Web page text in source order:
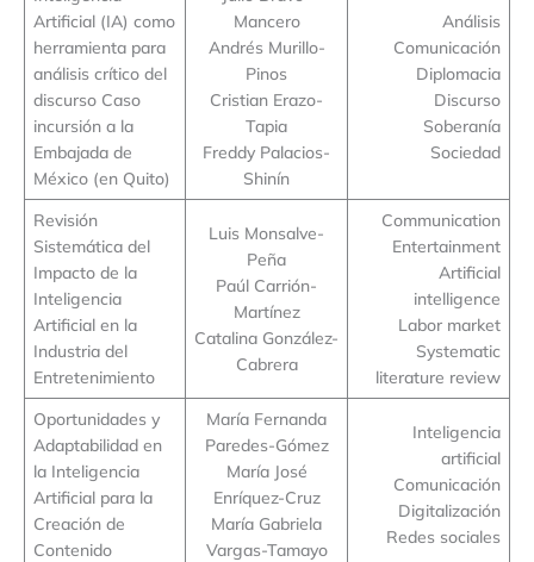
Artificial (IA) como
herramienta para
análisis crítico del
discurso Caso
incursión a la
Embajada de
México (en Quito)
Mancero
Andrés Murillo-
Pinos
Cristian Erazo-
Tapia
Freddy Palacios-
Shinín
Análisis
Comunicación
Diplomacia
Discurso
Soberanía
Sociedad
Revisión
Sistemática del
Impacto de la
Inteligencia
Artificial en la
Industria del
Entretenimiento
Luis Monsalve-
Peña
Paúl Carrión-
Martínez
Catalina González-
Cabrera
Communication
Entertainment
Artificial
intelligence
Labor market
Systematic
literature review
Oportunidades y
Adaptabilidad en
la Inteligencia
Artificial para la
Creación de
Contenido
María Fernanda
Paredes-Gómez
María José
Enríquez-Cruz
María Gabriela
Vargas-Tamayo
Inteligencia
artificial
Comunicación
Digitalización
Redes sociales